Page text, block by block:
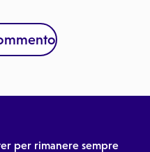
per rimanere sempre